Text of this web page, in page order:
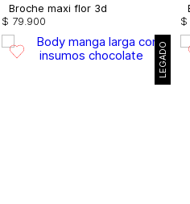
Broche maxi flor 3d
$ 79 900
$
LEGADO